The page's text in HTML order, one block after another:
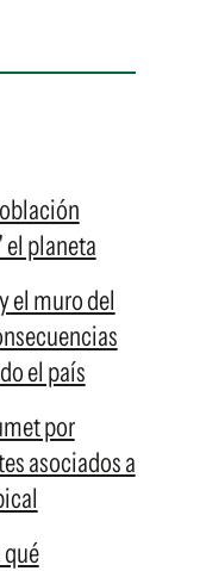
planeta
el muro del
el país
por
asociados a